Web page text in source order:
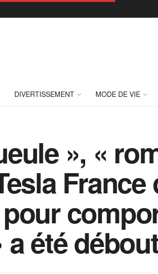
DIVERTISSEMENT MODE DE VIE
», «
été